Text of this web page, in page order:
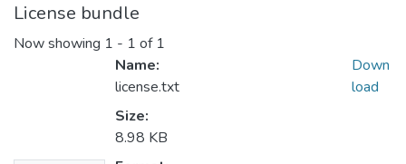
License bundle
Now showing 1 - 1 of 1
Name:
license.txt
Size:
8.98 KB
Down
load